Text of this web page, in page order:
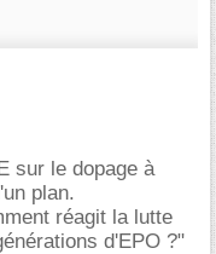
sur le dopage à
plan.
réagit la lutte
d'EPO ?"